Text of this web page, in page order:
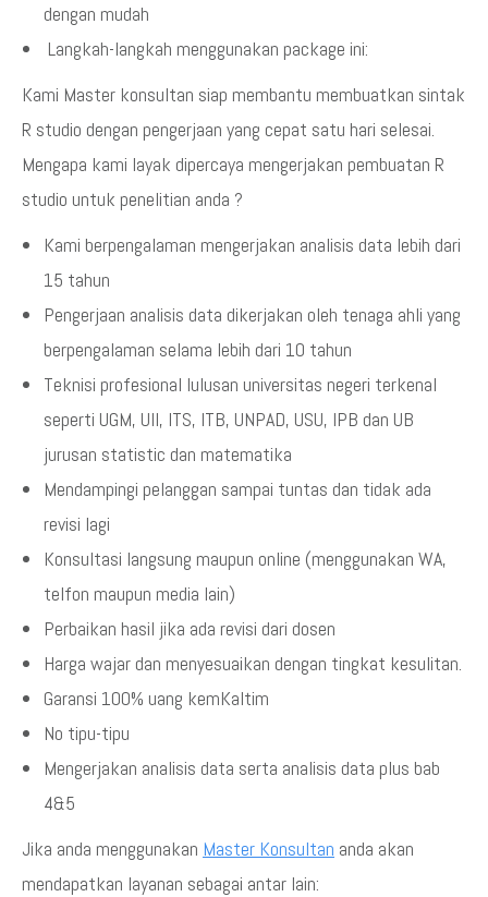
dengan mudah
Langkah-langkah menggunakan package ini:
Kami Master konsultan siap membantu membuatkan sintak
R studio dengan pengerjaan yang cepat satu hari selesai.
Mengapa kami layak dipercaya mengerjakan pembuatan R
studio untuk penelitian anda ?
Kami berpengalaman mengerjakan analisis data lebih dari
15 tahun
Pengerjaan analisis data dikerjakan oleh tenaga ahli yang
berpengalaman selama lebih dari 10 tahun
Teknisi profesional lulusan universitas negeri terkenal
seperti UGM, UII, ITS, ITB, UNPAD, USU, IPB dan UB
jurusan statistic dan matematika
Mendampingi pelanggan sampai tuntas dan tidak ada
revisi lagi
Konsultasi langsung maupun online (menggunakan WA,
telfon maupun media lain)
Perbaikan hasil jika ada revisi dari dosen
Harga wajar dan menyesuaikan dengan tingkat kesulitan.
Garansi 100% uang kemKaltim
No tipu-tipu
Mengerjakan analisis data serta analisis data plus bab
4&5
Jika anda menggunakan Master Konsultan anda akan
mendapatkan layanan sebagai antar lain: